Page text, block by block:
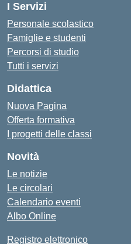
I Servizi
Personale scolastico
Famiglie e studenti
Percorsi di studio
Tutti i servizi
Didattica
Nuova Pagina
Offerta formativa
I progetti delle classi
Novità
Le notizie
Le circolari
Calendario eventi
Albo Online
Registro elettronico